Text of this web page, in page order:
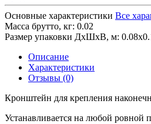
Основные характеристики Все
Масса брутто, кг: 0.02
Размер упаковки ДхШхВ, м:
Описание
Характеристики
Отзывы (0)
Кронштейн для крепления
Устанавливается на любой ровной